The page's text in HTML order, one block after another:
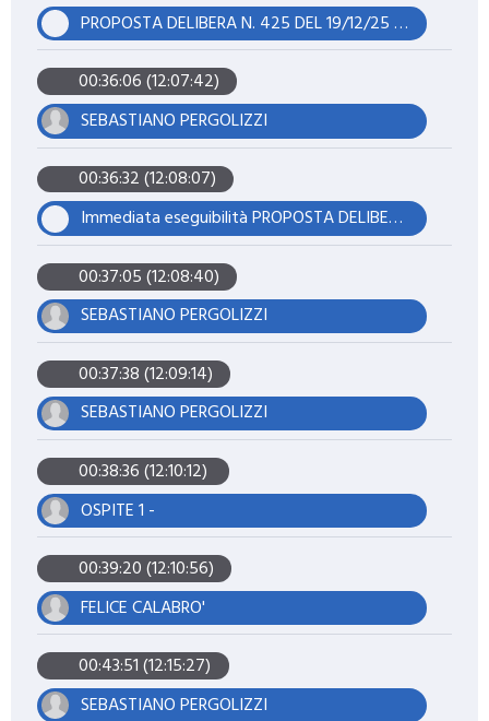
PROPOSTA DELIBERA N. 425 DEL 19/12/25 - DFB
00:36:06 (12:07:42)
SEBASTIANO PERGOLIZZI
00:36:32 (12:08:07)
Immediata eseguibilità PROPOSTA DELIBERA N. 425 DEL 19/12/25 - DFB
00:37:05 (12:08:40)
SEBASTIANO PERGOLIZZI
00:37:38 (12:09:14)
SEBASTIANO PERGOLIZZI
00:38:36 (12:10:12)
OSPITE 1 -
00:39:20 (12:10:56)
FELICE CALABRO'
00:43:51 (12:15:27)
SEBASTIANO PERGOLIZZI